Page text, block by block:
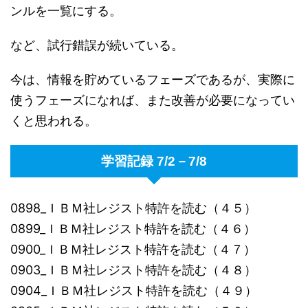
ンルを一覧にする。
など、試行錯誤が続いている。
今は、情報を貯めているフェーズであるが、実際に
使うフェーズになれば、また改善が必要になってい
くと思われる。
学習記録 7/2－7/8
0898_ＩＢＭ社レジスト特許を読む（４５）
0899_ＩＢＭ社レジスト特許を読む（４６）
0900_ＩＢＭ社レジスト特許を読む（４７）
0903_ＩＢＭ社レジスト特許を読む（４８）
0904_ＩＢＭ社レジスト特許を読む（４９）